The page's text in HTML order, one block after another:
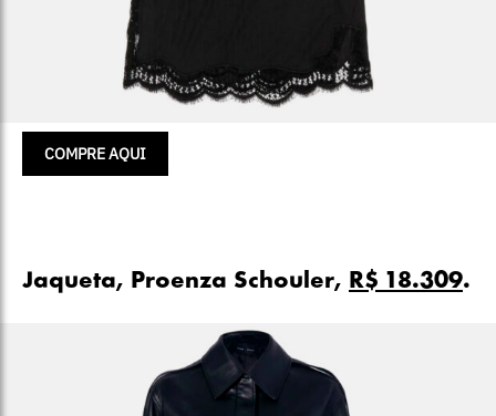
COMPRE AQUI
Jaqueta, Proenza Schouler, R$ 18.309.